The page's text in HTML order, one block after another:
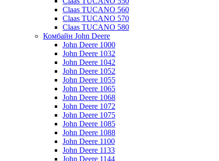
Claas TUCANO 560
Claas TUCANO 570
Claas TUCANO 580
Комбайн John Deere
John Deere 1000
John Deere 1032
John Deere 1042
John Deere 1052
John Deere 1055
John Deere 1065
John Deere 1068
John Deere 1072
John Deere 1075
John Deere 1085
John Deere 1088
John Deere 1100
John Deere 1133
John Deere 1144